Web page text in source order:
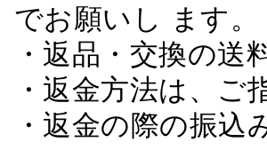
でお願いし ます。
・返品・交換の送
・返金方法は、
・返金の際の振込